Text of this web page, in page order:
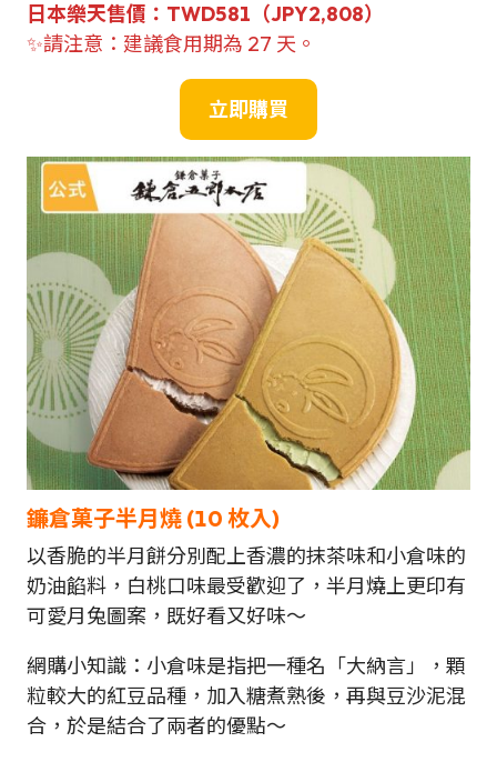
日本樂天售價 ： TWD581（JPY2,808）
✨請注意：建議食用期為 27 天。
立即購買
鐮倉菓子半月燒 (10 枚入)
以香脆的半月餅分別配上香濃的抹茶味和小倉味的
奶油餡料，白桃口味最受歡迎了，半月燒上更印有
可愛月兔圖案，既好看又好味～
網購小知識：小倉味是指把一種名「大納言」，顆
粒較大的紅豆品種，加入糖煮熟後，再與豆沙泥混
合，於是結合了兩者的優點～